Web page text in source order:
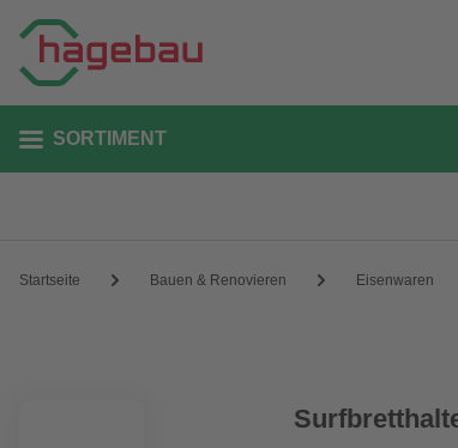
SORTIMENT
Startseite Bauen & Renovieren Eisenwaren